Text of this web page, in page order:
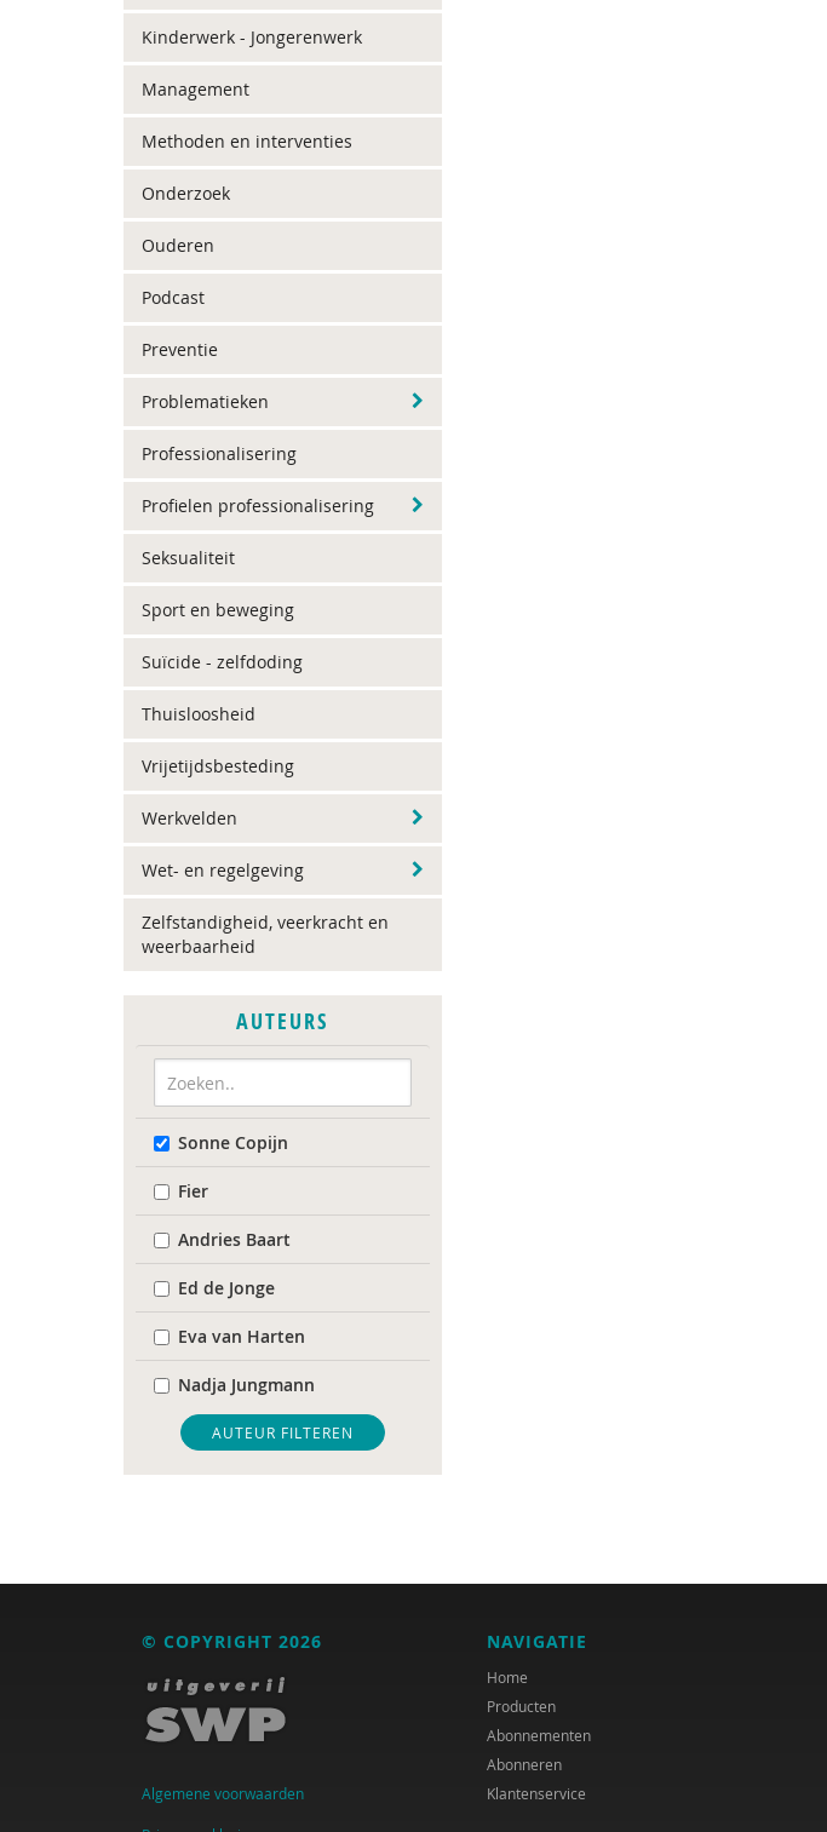
Kinderwerk - Jongerenwerk
Management
Methoden en interventies
Onderzoek
Ouderen
Podcast
Preventie
Problematieken
Professionalisering
Profielen professionalisering
Seksualiteit
Sport en beweging
Suïcide - zelfdoding
Thuisloosheid
Vrijetijdsbesteding
Werkvelden
Wet- en regelgeving
Zelfstandigheid, veerkracht en
weerbaarheid
AUTEURS
Sonne Copijn
Fier
Andries Baart
Ed de Jonge
Eva van Harten
Nadja Jungmann
Mariël Kanne
Anne-Ruth van Leeuwen
AUTEUR FILTEREN
© COPYRIGHT 2026
Algemene voorwaarden
NAVIGATIE
Home
Producten
Abonnementen
Abonneren
Klantenservice